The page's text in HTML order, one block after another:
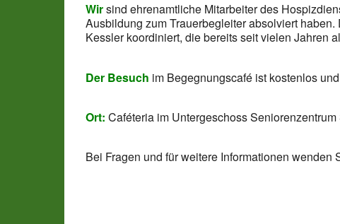
Wirsind ehrenamtliche Mitarbeiter des
Ausbildung zum Trauerbegleiter absolviert
Kessler koordiniert, die bereits seit vielen Jahren
Der Besuch im Begegnungscafé ist kostenlos
Ort: Caféteria im Untergeschoss
Bei Fragen und für weitere Informationen wenden